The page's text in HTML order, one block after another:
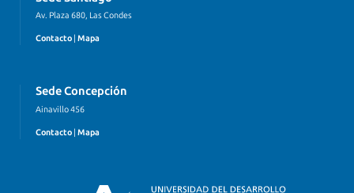
Av. Plaza 680, Las Condes
Contacto Mapa
Sede Concepción
Ainavillo 456
Contacto | Mapa